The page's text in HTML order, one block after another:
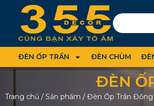
ĐÈN ỐP TRẦN ĐÈN CHÙM
ĐÈN
Trang chủ / Sản phẩm / Đèn Ốp Trần